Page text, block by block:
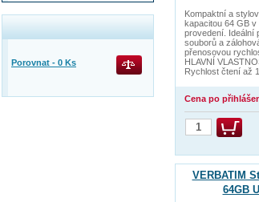
Kompaktní a
kapacitou 64 GB
provedení. Ideální
souborů a
přenosovou
HLAVNÍ
Rychlost čtení až
Cena po
VERBATIM
64GB
Porovnat - 0 Ks